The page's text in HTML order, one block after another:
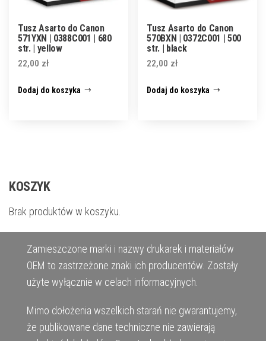
Tusz Asarto do Canon
571YXN | 0388C001 | 680
str. | yellow
22,00 zł
Dodaj do koszyka
Tusz Asarto do Canon
570BXN | 0372C001 | 500
str. | black
22,00 zł
Dodaj do koszyka
KOSZYK
Brak produktów w koszyku.
Zamieszczone marki i nazwy drukarek i materiałów
OEM to zastrzeżone znaki ich producentów. Zostały
użyte wyłącznie w celach informacyjnych.
Mimo dołożenia wszelkich starań nie gwarantujemy,
że publikowane dane techniczne nie zawierają